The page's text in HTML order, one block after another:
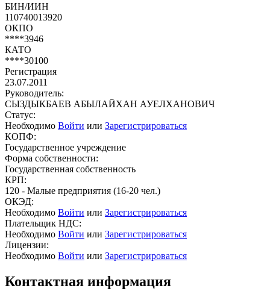
БИН/ИИН
110740013920
ОКПО
****3946
КАТО
****30100
Регистрация
23.07.2011
Руководитель:
СЫЗДЫКБАЕВ АБЫЛАЙХАН АУЕЛХАНОВИЧ
Статус:
Необходимо Войти или Зарегистрироваться
КОПФ:
Государственное учреждение
Форма собственности:
Государственная собственность
КРП:
120 - Малые предприятия (16-20 чел.)
ОКЭД:
Необходимо Войти или Зарегистрироваться
Плательщик НДС:
Необходимо Войти или Зарегистрироваться
Лицензии:
Необходимо Войти или Зарегистрироваться
Контактная информация